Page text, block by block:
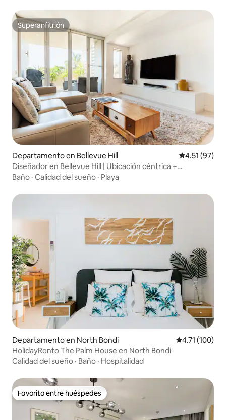
Superanfitrión
Superanfitrión
Departamento en Bellevue Hill Calificación
4.51 (97)
Diseñador en Bellevue Hill | Ubicación céntrica +
estacionamiento
Baño · Calidad del sueño · Playa
Departamento en North Bondi Calificación
4.71 (100)
HolidayRento The Palm House en North Bondi
Calidad del sueño · Baño · Hospitalidad
Favorito entre huéspedes
Favorito entre huéspedes